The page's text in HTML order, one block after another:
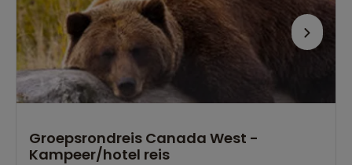
Groepsrondreis Canada West -
Kampeer/hotel reis